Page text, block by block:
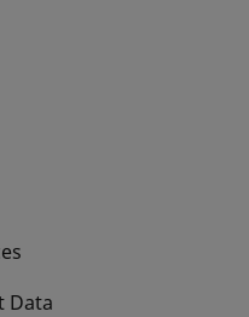
nueva
Data